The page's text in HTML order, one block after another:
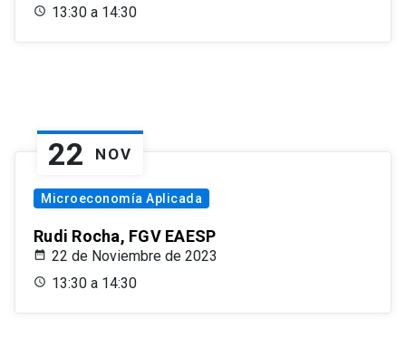
13:30 a 14:30
22 NOV
Microeconomía Aplicada
Rudi Rocha, FGV EAESP
22 de Noviembre de 2023
13:30 a 14:30